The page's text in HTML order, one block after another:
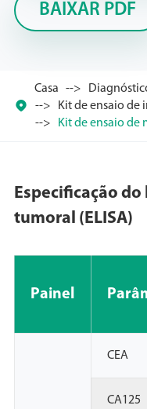
BAIXAR PDF

Casa
Kit de ensaio de
Kit de ensaio de
Especificação
tumoral (ELISA)
Painel
CEA
CA125